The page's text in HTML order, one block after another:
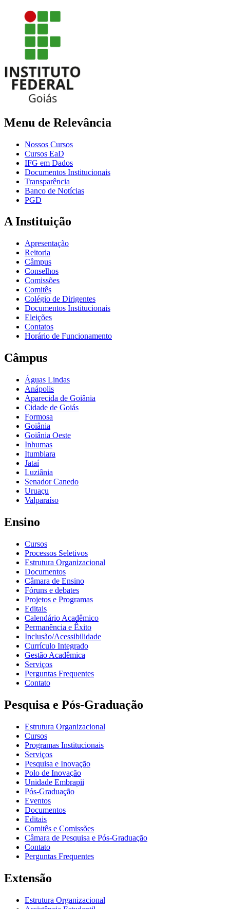
Menu de Relevância
Nossos Cursos
Cursos EaD
IFG em Dados
Documentos Institucionais
Transparência
Banco de Notícias
PGD
A Instituição
Apresentação
Reitoria
Câmpus
Conselhos
Comissões
Comitês
Colégio de Dirigentes
Documentos Institucionais
Eleições
Contatos
Horário de Funcionamento
Câmpus
Águas Lindas
Anápolis
Aparecida de Goiânia
Cidade de Goiás
Formosa
Goiânia
Goiânia Oeste
Inhumas
Itumbiara
Jataí
Luziânia
Senador Canedo
Uruaçu
Valparaíso
Ensino
Cursos
Processos Seletivos
Estrutura Organizacional
Documentos
Câmara de Ensino
Fóruns e debates
Projetos e Programas
Editais
Calendário Acadêmico
Permanência e Êxito
Inclusão/Acessibilidade
Currículo Integrado
Gestão Acadêmica
Serviços
Perguntas Frequentes
Contato
Pesquisa e Pós-Graduação
Estrutura Organizacional
Cursos
Programas Institucionais
Serviços
Pesquisa e Inovação
Polo de Inovação
Unidade Embrapii
Pós-Graduação
Eventos
Documentos
Editais
Comitês e Comissões
Câmara de Pesquisa e Pós-Graduação
Contato
Perguntas Frequentes
Extensão
Estrutura Organizacional